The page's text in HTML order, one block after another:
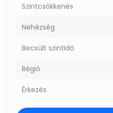
Szintcsökkenés
Nehézség
Becsült szintidő
Régió
Érkezés